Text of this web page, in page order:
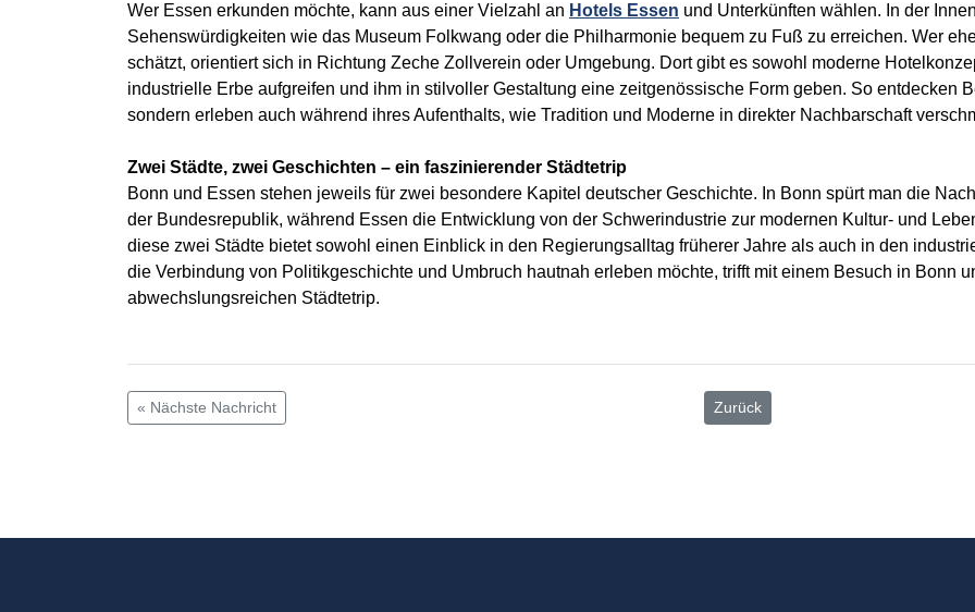
Wer Essen erkunden möchte, kann aus einer Vielzahl an Hotels Essen und Unterkünften wählen. In der
Sehenswürdigkeiten wie das Museum Folkwang oder die Philharmonie bequem zu Fuß zu erreichen. Wer
schätzt, orientiert sich in Richtung Zeche Zollverein oder Umgebung. Dort gibt es sowohl moderne
industrielle Erbe aufgreifen und ihm in stilvoller Gestaltung eine zeitgenössische Form geben. So entdecken
sondern erleben auch während ihres Aufenthalts, wie Tradition und Moderne in direkter Nachbarschaft
Zwei Städte, zwei Geschichten – ein faszinierender Städtetrip
Bonn und Essen stehen jeweils für zwei besondere Kapitel deutscher Geschichte. In Bonn spürt man die
der Bundesrepublik, während Essen die Entwicklung von der Schwerindustrie zur modernen Kultur- und
diese zwei Städte bietet sowohl einen Einblick in den Regierungsalltag früherer Jahre als auch in den
die Verbindung von Politikgeschichte und Umbruch hautnah erleben möchte, trifft mit einem Besuch in Bonn
abwechslungsreichen Städtetrip.
« Nächste Nachricht Zurück